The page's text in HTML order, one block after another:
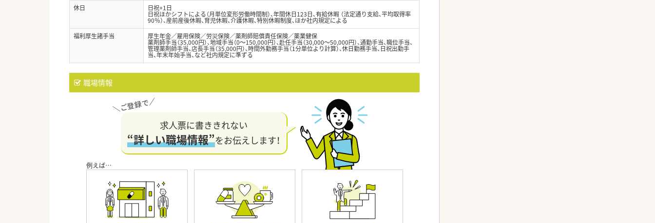
休日
日祝+1日
日祝ほかシフトによる（月単位変形労働時間制）、年間休日123日、有給休暇 （法定通り支給、平均取得率
90％）、産前産後休暇、育児休暇、介護休暇、特別休暇制度、ほか社内規定による
福利厚生諸手当
厚生年金／雇用保険／労災保険／薬剤師賠償責任保険／薬業健保
薬剤師手当（35,000円）、地域手当（0～150,000円）、赴任手当（30,000～50,000円）、通勤手当、職位手当、
管理薬剤師手当、店長手当（35,000円）、時間外勤務手当（1分単位より計算）、休日勤務手当、日祝出勤手
当、年末年始手当、など社内規定に準ずる
職場情報
求人票に書ききれない
“詳しい職場情報”をお伝えします！